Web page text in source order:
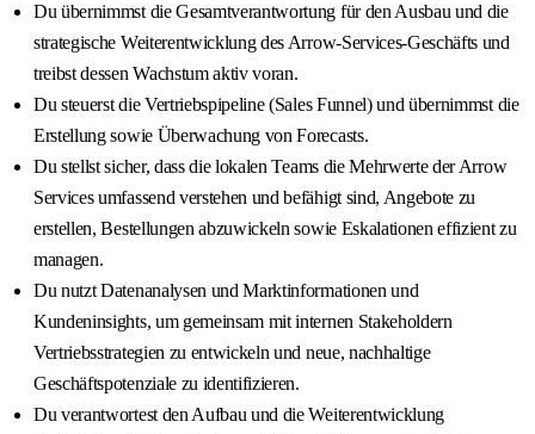
Du übernimmst die Gesamtverantwortung für den Ausbau und die
strategische Weiterentwicklung des Arrow-Services-Geschäfts und
treibst dessen Wachstum aktiv voran.
Du steuerst die Vertriebspipeline (Sales Funnel) und übernimmst die
Erstellung sowie Überwachung von Forecasts.
Du stellst sicher, dass die lokalen Teams die Mehrwerte der Arrow
Services umfassend verstehen und befähigt sind, Angebote zu
erstellen, Bestellungen abzuwickeln sowie Eskalationen effizient zu
managen.
Du nutzt Datenanalysen und Marktinformationen und
Kundeninsights, um gemeinsam mit internen Stakeholdern
Vertriebsstrategien zu entwickeln und neue, nachhaltige
Geschäftspotenziale zu identifizieren.
Du verantwortest den Aufbau und die Weiterentwicklung